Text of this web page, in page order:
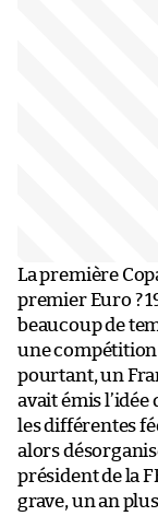
La première
premier Euro ?
beaucoup de
une compétition
pourtant, un
avait émis
les différentes
alors
président de la
grave, un an